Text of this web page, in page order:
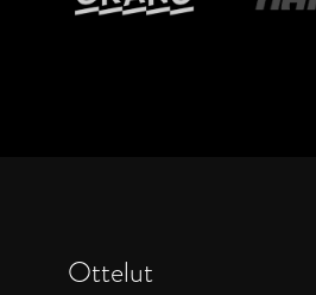
Ottelut